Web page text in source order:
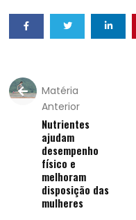
Matéria
Anterior
Nutrientes
ajudam
desempenho
físico e
melhoram
disposição das
mulheres